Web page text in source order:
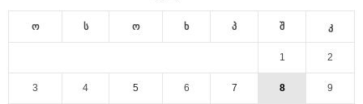
ო ს ო ხ პ შ კ
1 2
3 4 5 6 7 8 9